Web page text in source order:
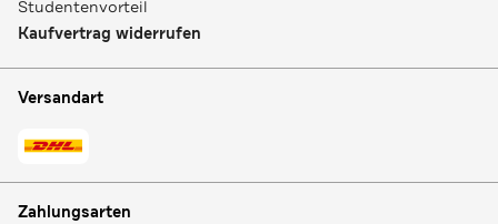
Studentenvorteil
Kaufvertrag widerrufen
Versandart
Zahlungsarten